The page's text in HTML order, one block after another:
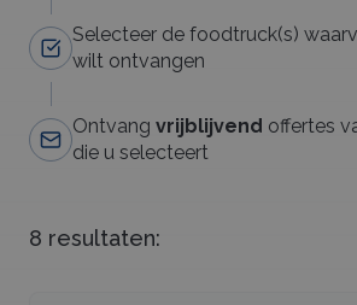
Selecteer de foodtruck(s)
wilt ontvangen
Ontvang vrijblijvend offertes
die u selecteert
8 resultaten: